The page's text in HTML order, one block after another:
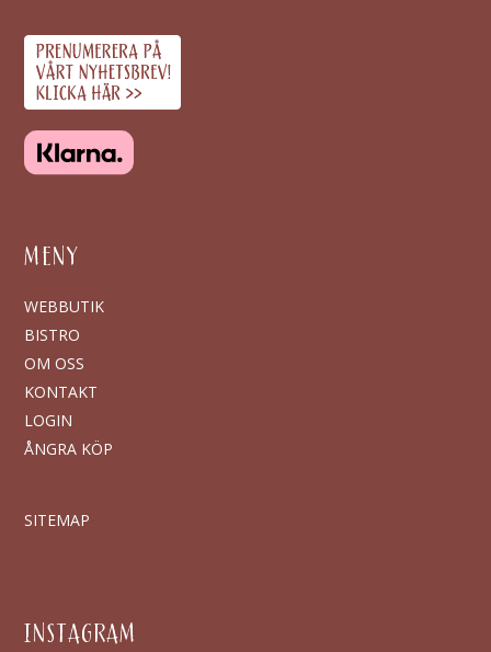
MENY
WEBBUTIK
BISTRO
OM OSS
KONTAKT
LOGIN
ÅNGRA KÖP
SITEMAP
INSTAGRAM